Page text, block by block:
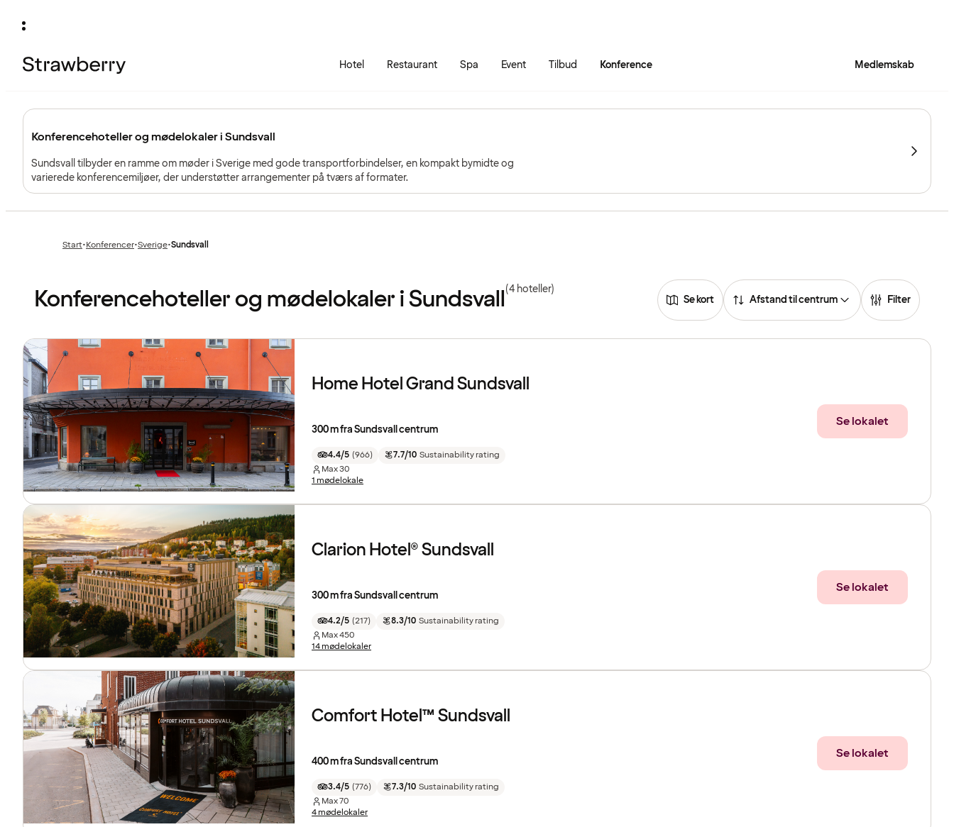
Hotel Restaurant Spa Event Tilbud Konference Medlemskab
Konferencehoteller og mødelokaler i Sundsvall
Sundsvall tilbyder en ramme om møder i Sverige med gode transportforbindelser, en kompakt bymidte og
varierede konferencemiljøer, der understøtter arrangementer på tværs af formater.
Start•Forrige
Konferencer•Forrige
Sverige•Sundsvall
Konferencehoteller og mødelokaler i Sundsvall(4 hoteller)
Se kort
Afstand til centrum Filter
Home Hotel Grand Sundsvall
300 m fra Sundsvall centrum
4.4/5 (966) 7.7/10 Sustainability rating
Max30
1 mødelokale
Se lokalet
Clarion Hotel® Sundsvall
300 m fra Sundsvall centrum
4.2/5 (217) 8.3/10 Sustainability rating
Max450
14 mødelokaler
Se lokalet
Comfort Hotel™ Sundsvall
400 m fra Sundsvall centrum
3.4/5 (776) 7.3/10 Sustainability rating
Max70
4 mødelokaler
Se lokalet